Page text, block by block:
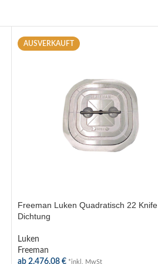
AUSVERKAUFT
Freeman Luken Quadratisch 22 Knife
Dichtung
Luken
Freeman
ab 2.476,08 € *inkl. MwSt